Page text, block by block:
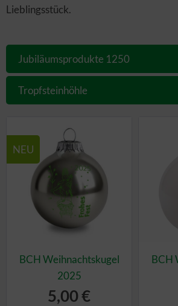
Lieblingsstück.
Jubiläumsprodukte 1250
Tropfsteinhöhle
NEU
BCH Weihnachtskugel
2025
5,00 €
BCH